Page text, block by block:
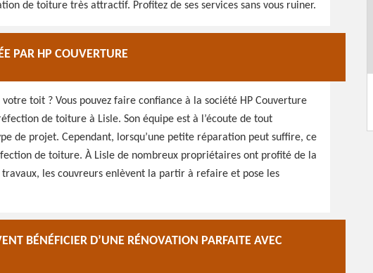
de toiture très attractif. Profitez de ses services sans vous ruiner.
PAR HP COUVERTURE
toit ? Vous pouvez faire confiance à la société HP Couverture
de toiture à Lisle. Son équipe est à l’écoute de tout
de projet. Cependant, lorsqu’une petite réparation peut suffire, ce
de toiture. À Lisle de nombreux propriétaires ont profité de la
les couvreurs enlèvent la partir à refaire et pose les
BÉNÉFICIER D’UNE RÉNOVATION PARFAITE AVEC